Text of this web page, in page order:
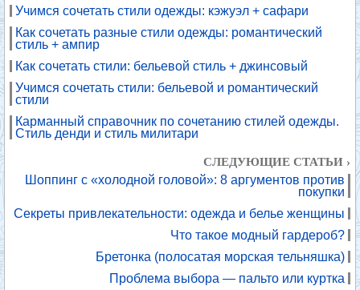
Учимся сочетать стили одежды: кэжуэл + сафари
Как сочетать разные стили одежды: романтический
стиль + ампир
Как сочетать стили: бельевой стиль + джинсовый
Учимся сочетать стили: бельевой и романтический
стили
Карманный справочник по сочетанию стилей одежды.
Стиль денди и стиль милитари
СЛЕДУЮЩИЕ СТАТЬИ ›
Шоппинг с «холодной головой»: 8 аргументов против
покупки
Секреты привлекательности: одежда и белье женщины
Что такое модный гардероб?
Бретонка (полосатая морская тельняшка)
Проблема выбора — пальто или куртка